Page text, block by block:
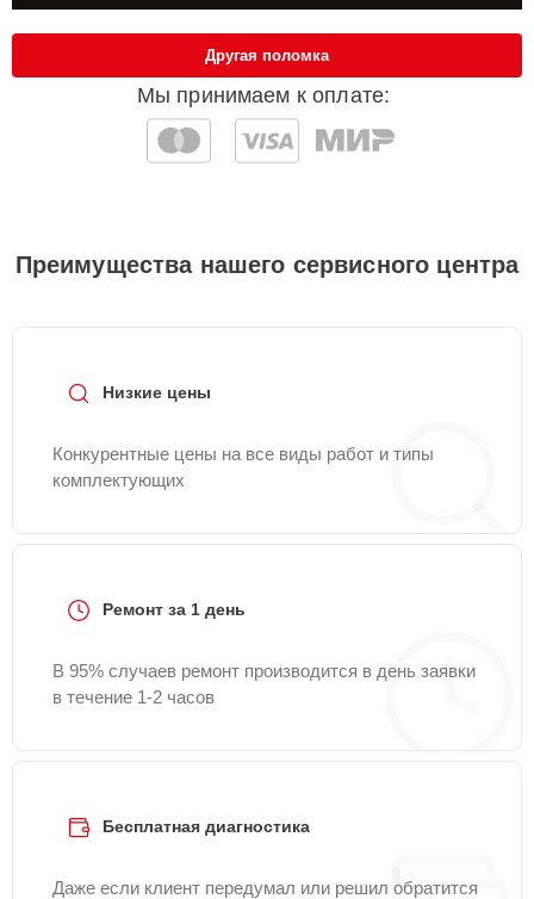
Мы принимаем к оплате:
Другая поломка
Преимущества нашего сервисного центра
Низкие цены
Конкурентные цены на все виды работ и типы
комплектующих
Ремонт за 1 день
В 95% случаев ремонт производится в день заявки
в течение 1-2 часов
Бесплатная диагностика
Даже если клиент передумал или решил обратится